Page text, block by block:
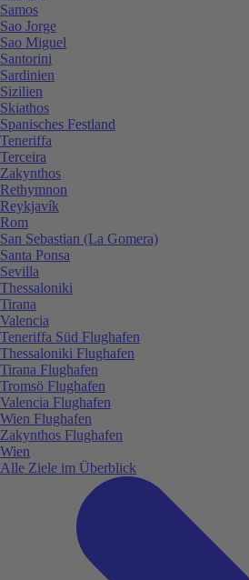
Samos
Sao Jorge
Sao Miguel
Santorini
Sardinien
Sizilien
Skiathos
Spanisches Festland
Teneriffa
Terceira
Zakynthos
Rethymnon
Reykjavík
Rom
San Sebastian (La Gomera)
Santa Ponsa
Sevilla
Thessaloniki
Tirana
Valencia
Teneriffa Süd Flughafen
Thessaloniki Flughafen
Tirana Flughafen
Tromsö Flughafen
Valencia Flughafen
Wien Flughafen
Zakynthos Flughafen
Wien
Alle Ziele im Überblick